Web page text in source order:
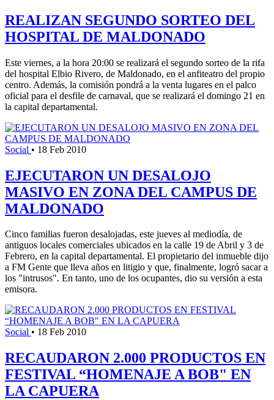
REALIZAN SEGUNDO SORTEO DEL
HOSPITAL DE MALDONADO
Este viernes, a la hora 20:00 se realizará el segundo sorteo de la rifa
del hospital Elbio Rivero, de Maldonado, en el anfiteatro del propio
centro. Además, la comisión pondrá a la venta lugares en el palco
oficial para el desfile de carnaval, que se realizará el domingo 21 en
la capital departamental.
Social • 18 Feb 2010
EJECUTARON UN DESALOJO
MASIVO EN ZONA DEL CAMPUS DE
MALDONADO
Cinco familias fueron desalojadas, este jueves al mediodía, de
antiguos locales comerciales ubicados en la calle 19 de Abril y 3 de
Febrero, en la capital departamental. El propietario del inmueble dijo
a FM Gente que lleva años en litigio y que, finalmente, logró sacar a
los "intrusos". En tanto, uno de los ocupantes, dio su versión a esta
emisora.
Social • 18 Feb 2010
RECAUDARON 2.000 PRODUCTOS EN
FESTIVAL “HOMENAJE A BOB" EN
LA CAPUERA